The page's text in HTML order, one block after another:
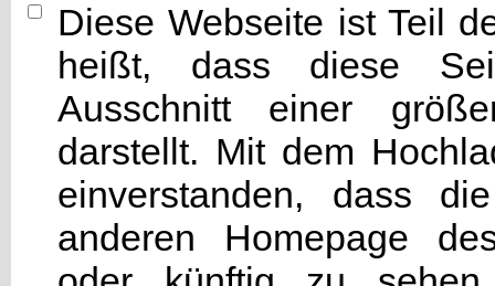
Diese Webseite ist Teil
heißt, dass diese
Ausschnitt einer
darstellt. Mit dem
einverstanden, dass
anderen Homepage